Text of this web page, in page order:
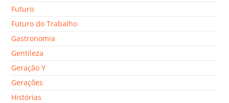
Futuro
Futuro do Trabalho
Gastronomia
Gentileza
Geração Y
Gerações
Histórias